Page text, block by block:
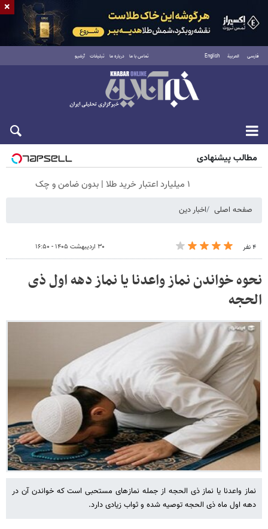
فارسی العربية English تماس با ما درباره ما تبلیغات آرشیو
شنبه ۱۷ مرداد ۱۴۰۵
مطالب پیشنهادی
۱ میلیارد اعتبار خرید طلا | بدون ضامن و چک
صفحه اصلی اخبار دین
۴ نفر ۳۰ اردیبهشت ۱۴۰۵ - ۱۶:۵۰
نحوه خواندن نماز واعدنا یا نماز دهه اول ذی
الحجه
نماز واعدنا یا نماز ذی الحجه از جمله نمازهای مستحبی است که خواندن آن در
دهه اول ماه ذی الحجه توصیه شده و ثواب زیادی دارد.
×